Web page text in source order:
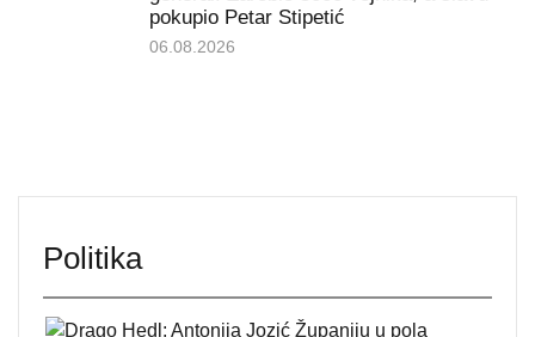
pokupio Petar Stipetić
06.08.2026
Politika